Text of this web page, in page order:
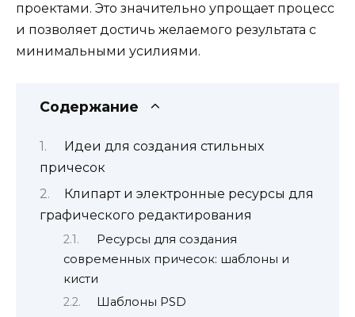
проектами. Это значительно упрощает процесс
и позволяет достичь желаемого результата с
минимальными усилиями.
Содержание
Идеи для создания стильных
причесок
Клипарт и электронные ресурсы для
графического редактирования
Ресурсы для создания
современных причесок: шаблоны и
кисти
Шаблоны PSD